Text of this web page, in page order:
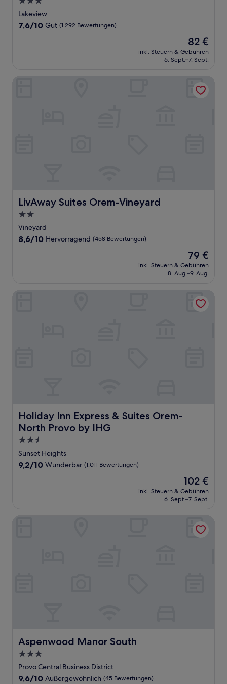
Sterne-
Unterkunft
Lakeview
7.6
7,6/10 Gut (1.292 Bewertungen)
Der
Preis
beträgt
82 €
inkl. Steuern & Gebühren
6. Sept.–7. Sept.
LivAway Suites Orem-Vineyard
LivAway Suites Orem-Vineyard
2.0-
Sterne-
Unterkunft
Vineyard
8.6
8,6/10 Hervorragend (458 Bewertungen)
Der
Preis
beträgt
79 €
inkl. Steuern & Gebühren
8. Aug.–9. Aug.
Holiday Inn Express & Suites Orem-
North Provo by IHG
Holiday Inn Express & Suites Orem-North Provo by IHG
2.5-
Sterne-
Unterkunft
Sunset Heights
9.2
9,2/10 Wunderbar (1.011 Bewertungen)
Der
Preis
beträgt
102 €
inkl. Steuern & Gebühren
6. Sept.–7. Sept.
Holiday Inn Express & Suites Orem-North Provo by IHG
Aspenwood Manor South
Aspenwood Manor South
3.0-
Sterne-
Unterkunft
Provo Central Business District
9.6
9,6/10 Außergewöhnlich (45 Bewertungen)